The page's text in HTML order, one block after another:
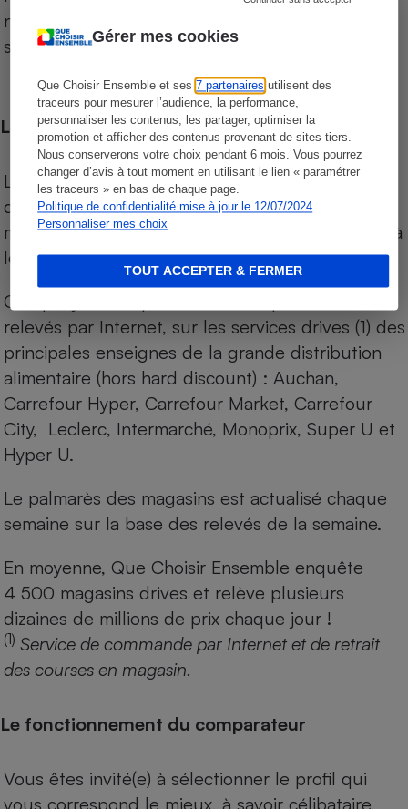
Gérer mes cookies
Que Choisir Ensemble et ses7 partenaires utilisent des
traceurs pour mesurer l’audience, la performance,
personnaliser les contenus, les partager, optimiser la
promotion et afficher des contenus provenant de sites tiers.
Nous conserverons votre choix pendant 6 mois. Vous pourrez
changer d’avis à tout moment en utilisant le lien « paramétrer
les traceurs » en bas de chaque page.
Politique de confidentialité mise à jour le 12/07/2024
Personnaliser mes choix
TOUT ACCEPTER & FERMER
niveau de prix des supermarchés, géolocalisés
sur le territoire français.
Les comparaisons de prix
Les comparaisons sont réalisées sur l’ensemble
des produits des magasins. Les produits de
marques de distributeurs (MDD) sont comparés à
leurs équivalents chez leurs concurrents.
Chaque jour, les prix de tous les produits sont
relevés par Internet, sur les services drives (1) des
principales enseignes de la grande distribution
alimentaire (hors hard discount) : Auchan,
Carrefour Hyper, Carrefour Market, Carrefour
City, Leclerc, Intermarché, Monoprix, Super U et
Hyper U.
Le palmarès des magasins est actualisé chaque
semaine sur la base des relevés de la semaine.
En moyenne, Que Choisir Ensemble enquête
4 500 magasins drives et relève plusieurs
dizaines de millions de prix chaque jour !
(1) Service de commande par Internet et de retrait
des courses en magasin.
Le fonctionnement du comparateur
Vous êtes invité(e) à sélectionner le profil qui
vous correspond le mieux, à savoir célibataire,